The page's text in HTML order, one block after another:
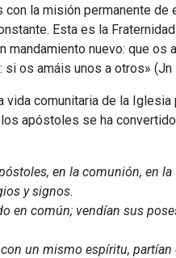
la misión permanente
Esta es la
nuevo: que
os amáis unos a otros» (Jn
comunitaria de la
apóstoles se ha
en la comunión, en
y signos.
en común; vendían sus
un mismo espíritu,